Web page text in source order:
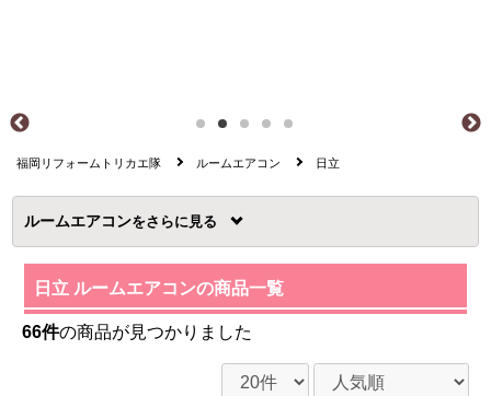
福岡リフォームトリカエ隊 ルームエアコン 日立
ルームエアコンを
日立 ルームエアコンの商品一覧
66件の商品が見つかりました